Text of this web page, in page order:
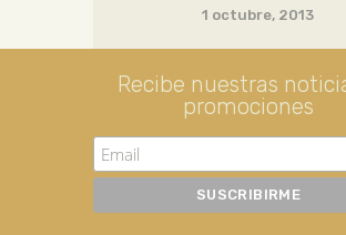
ARCHIVO
CERTAMEN DE DIBUJO
FUNDACIÓN
TIENDA
NOTICIAS
1 octubre, 2013
Recibe nuestras
promociones